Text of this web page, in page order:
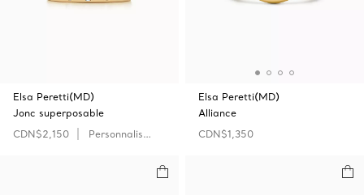
Elsa Peretti(MD)
Jonc superposable
CDN$2,150
Personnaliser
Elsa Peretti(MD)
Alliance
CDN$1,350